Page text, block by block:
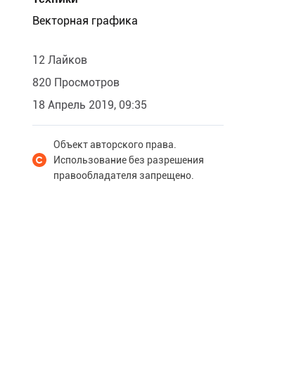
Векторная графика
12 Лайков
820 Просмотров
18 Апрель 2019, 09:35
Объект авторского права.
Использование без разрешения
правообладателя запрещено.